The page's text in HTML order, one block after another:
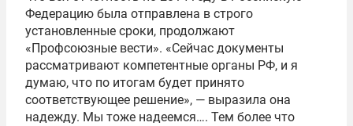
Федерацию была отправлена в строго
установленные сроки, продолжают
«Профсоюзные вести». «Сейчас документы
рассматривают компетентные органы РФ, и я
думаю, что по итогам будет принято
соответствующее решение», — выразила она
надежду. Мы тоже надеемся…. Тем более что